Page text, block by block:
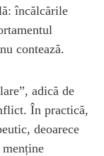
încălcările
contează.
adică de
În practică,
deoarece